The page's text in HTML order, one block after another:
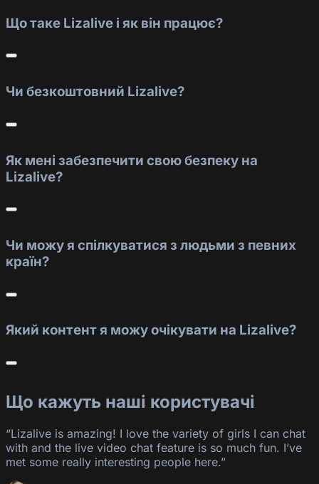
Що таке Lizalive і як він працює?
Чи безкоштовний Lizalive?
Як мені забезпечити свою безпеку на
Lizalive?
Чи можу я спілкуватися з людьми з певних
країн?
Який контент я можу очікувати на Lizalive?
Що кажуть наші користувачі
“Lizalive is amazing! I love the variety of girls I can chat
with and the live video chat feature is so much fun. I’ve
met some really interesting people here.”